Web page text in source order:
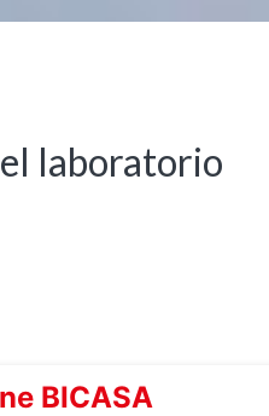
laboratorio
BICASA